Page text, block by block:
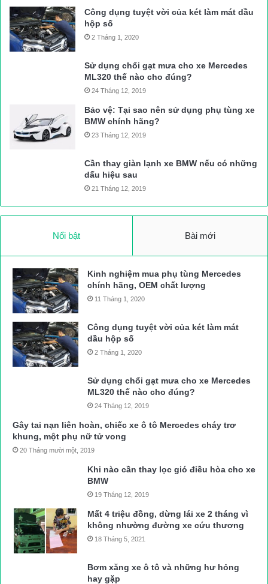
Công dụng tuyệt vời của két làm mát dầu
hộp số
2 Tháng 1, 2020
Sử dụng chổi gạt mưa cho xe Mercedes
ML320 thế nào cho đúng?
24 Tháng 12, 2019
Bảo vệ: Tại sao nên sử dụng phụ tùng xe
BMW chính hãng?
23 Tháng 12, 2019
Cần thay giàn lạnh xe BMW nếu có những
dấu hiệu sau
21 Tháng 12, 2019
Nổi bật Bài mới
Kinh nghiệm mua phụ tùng Mercedes
chính hãng, OEM chất lượng
11 Tháng 1, 2020
Công dụng tuyệt vời của két làm mát
dầu hộp số
2 Tháng 1, 2020
Sử dụng chổi gạt mưa cho xe Mercedes
ML320 thế nào cho đúng?
24 Tháng 12, 2019
Gây tai nạn liên hoàn, chiếc xe ô tô Mercedes cháy trơ
khung, một phụ nữ tử vong
20 Tháng mười một, 2019
Khi nào cần thay lọc gió điều hòa cho xe
BMW
19 Tháng 12, 2019
Mất 4 triệu đồng, dừng lái xe 2 tháng vì
không nhường đường xe cứu thương
18 Tháng 5, 2021
Bơm xăng xe ô tô và những hư hỏng
hay gặp